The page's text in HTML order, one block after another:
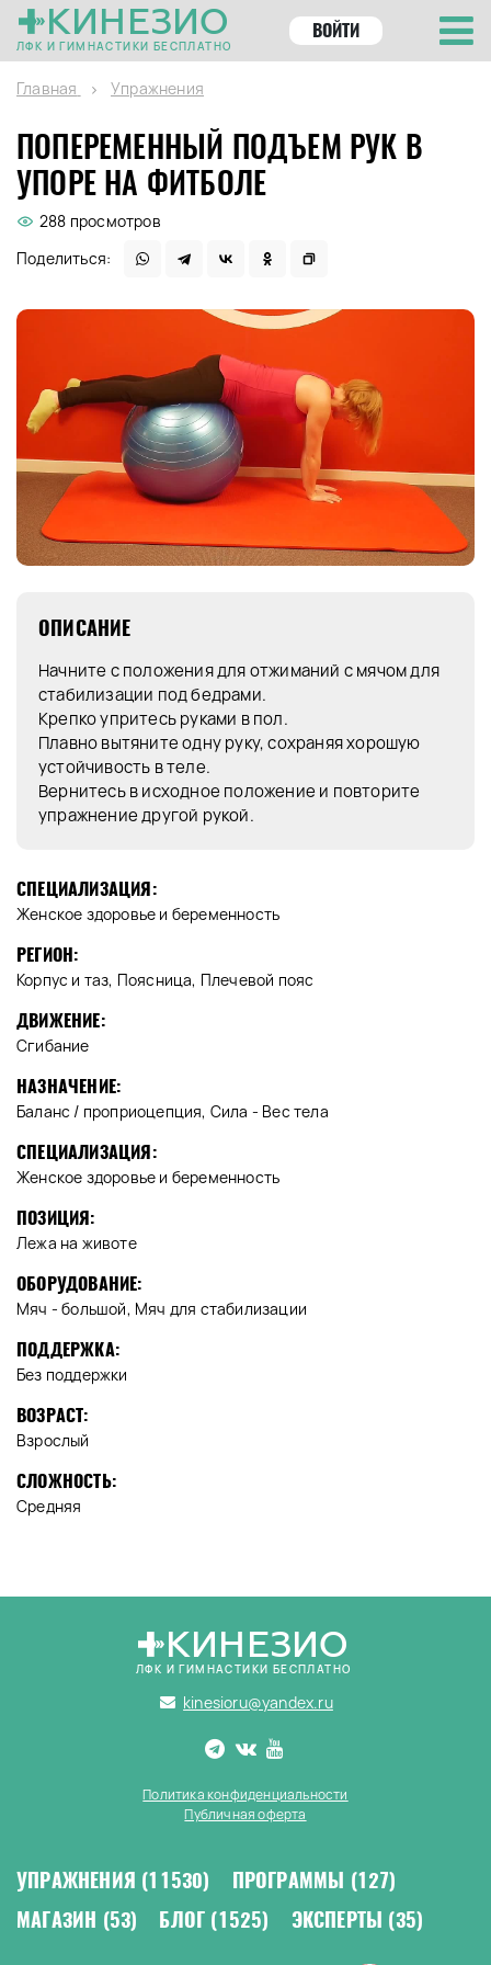
КИНЕЗИО
ЛФК И ГИМНАСТИКИ БЕСПЛАТНО
ВОЙТИ
Главная Упражнения
ПОПЕРЕМЕННЫЙ ПОДЪЕМ РУК В
УПОРЕ НА ФИТБОЛЕ
288 просмотров
Поделиться:
ОПИСАНИЕ
Начните с положения для отжиманий с мячом для
стабилизации под бедрами.
Крепко упритесь руками в пол.
Плавно вытяните одну руку, сохраняя хорошую
устойчивость в теле.
Вернитесь в исходное положение и повторите
упражнение другой рукой.
СПЕЦИАЛИЗАЦИЯ:
Женское здоровье и беременность
РЕГИОН:
Корпус и таз, Поясница, Плечевой пояс
ДВИЖЕНИЕ:
Сгибание
НАЗНАЧЕНИЕ:
Баланс / проприоцепция, Сила - Вес тела
СПЕЦИАЛИЗАЦИЯ:
Женское здоровье и беременность
ПОЗИЦИЯ:
Лежа на животе
ОБОРУДОВАНИЕ:
Мяч - большой, Мяч для стабилизации
ПОДДЕРЖКА:
Без поддержки
ВОЗРАСТ:
Взрослый
СЛОЖНОСТЬ:
Средняя
КИНЕЗИО
ЛФК И ГИМНАСТИКИ БЕСПЛАТНО
kinesioru@yandex.ru
Политика конфиденциальности
Публичная оферта
УПРАЖНЕНИЯ (11530) ПРОГРАММЫ (127)
МАГАЗИН (53) БЛОГ (1525) ЭКСПЕРТЫ (35)